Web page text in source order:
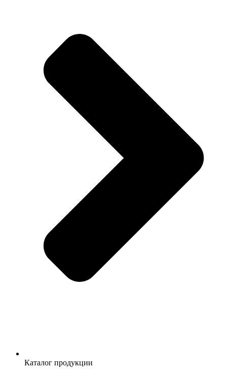
Каталог продукции